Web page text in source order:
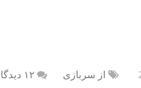
از سربازی
۱۲ دیدگاه